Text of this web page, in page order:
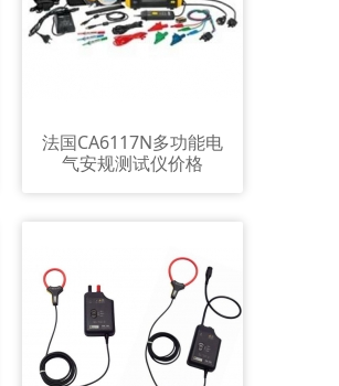
法国CA6117N多功能电
气安规测试仪价格